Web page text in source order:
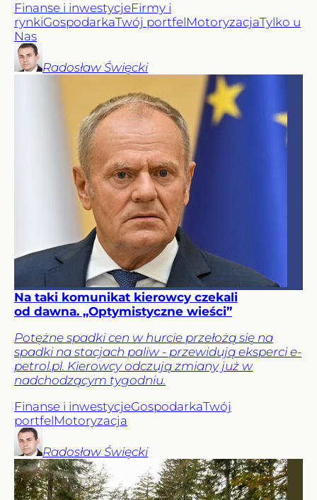
Finanse i inwestycjeFirmy i
rynkiGospodarkaTwój portfelMotoryzacjaTylko u
Nas
Radosław Święcki
Na taki komunikat kierowcy czekali
od dawna. „Optymistyczne wieści”
Potężne spadki cen w hurcie przełożą się na
spadki na stacjach paliw - przewidują eksperci e-
petrol.pl. Kierowcy odczują zmiany już w
nadchodzącym tygodniu.
Finanse i inwestycjeGospodarkaTwój
portfelMotoryzacja
Radosław Święcki